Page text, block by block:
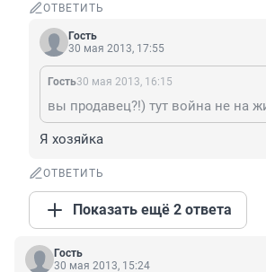
ОТВЕТИТЬ
Гость
30 мая 2013, 17:55
Гость30 мая 2013, 16:15
Я хозяйка
ОТВЕТИТЬ
Показать ещё 2 ответа
Гость
30 мая 2013, 15:24